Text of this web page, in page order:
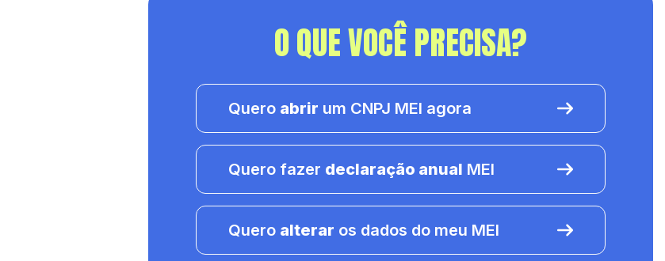
O QUE VOCÊ PRECISA?
Quero abrir um CNPJ MEI agora
Quero fazer declaração anual MEI
Quero alterar os dados do meu MEI